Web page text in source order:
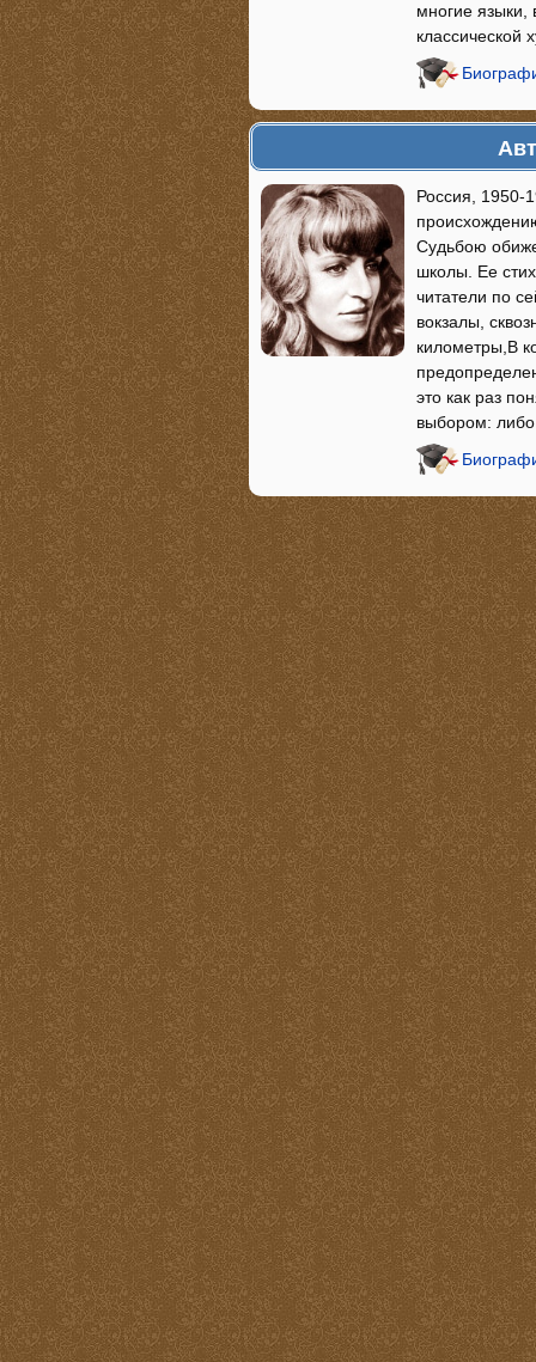
многие языки,
классической
Россия, 1950-
Судьбою
школы. Ее
читатели по
вокзалы,
километры,В
это как раз
выбором: